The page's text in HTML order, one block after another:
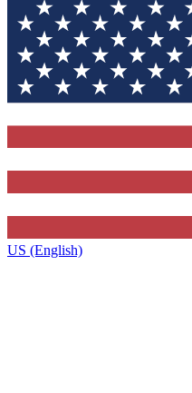
US (English)